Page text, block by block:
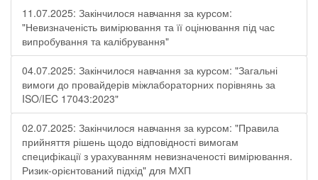
11.07.2025: Закінчилося навчання за курсом:
"Невизначеність вимірювання та її оцінювання під час
випробування та калібрування"
04.07.2025: Закінчилося навчання за курсом: "Загальні
вимоги до провайдерів міжлабораторних порівнянь за
ISO/IEC 17043:2023"
02.07.2025: Закінчилося навчання за курсом: "Правила
прийняття рішень щодо відповідності вимогам
специфікації з урахуванням невизначеності вимірювання.
Ризик-орієнтований підхід" для МХП